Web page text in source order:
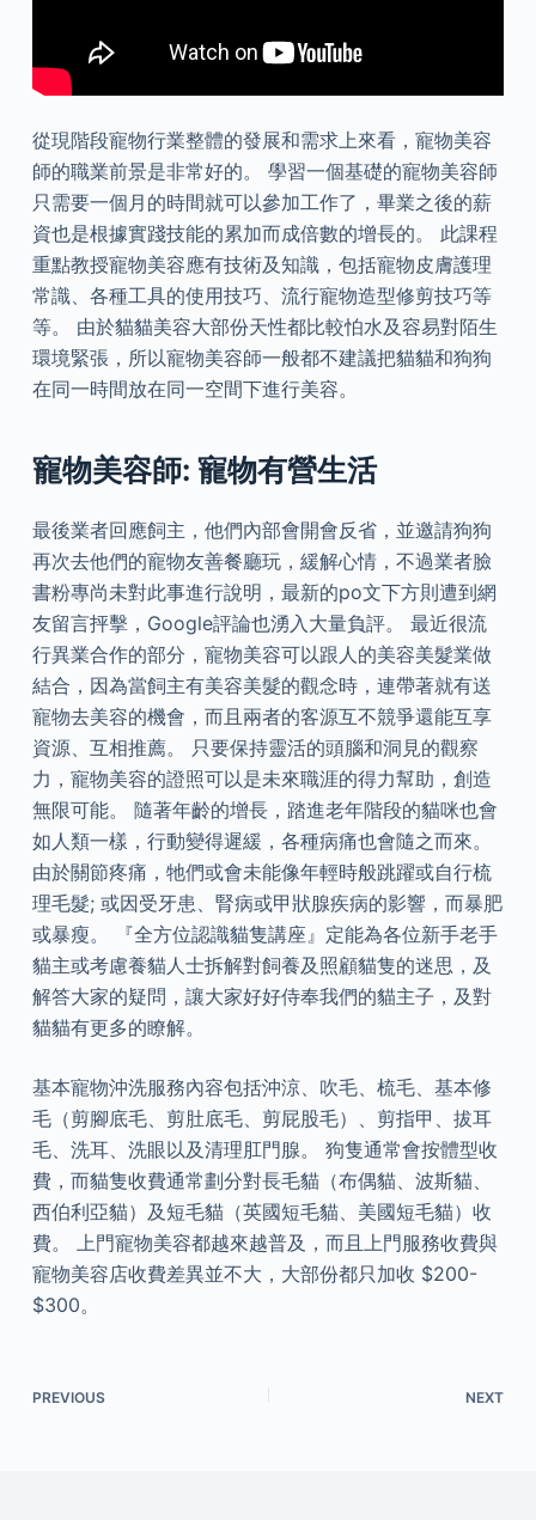
從現階段寵物行業整體的發展和需求上來看，寵物美容
師的職業前景是非常好的。 學習一個基礎的寵物美容師
只需要一個月的時間就可以參加工作了，畢業之後的薪
資也是根據實踐技能的累加而成倍數的增長的。 此課程
重點教授寵物美容應有技術及知識，包括寵物皮膚護理
常識、各種工具的使用技巧、流行寵物造型修剪技巧等
等。 由於貓貓美容大部份天性都比較怕水及容易對陌生
環境緊張，所以寵物美容師一般都不建議把貓貓和狗狗
在同一時間放在同一空間下進行美容。
寵物美容師: 寵物有營生活
最後業者回應飼主，他們內部會開會反省，並邀請狗狗
再次去他們的寵物友善餐廳玩，緩解心情，不過業者臉
書粉專尚未對此事進行說明，最新的po文下方則遭到網
友留言抨擊，Google評論也湧入大量負評。 最近很流
行異業合作的部分，寵物美容可以跟人的美容美髮業做
結合，因為當飼主有美容美髮的觀念時，連帶著就有送
寵物去美容的機會，而且兩者的客源互不競爭還能互享
資源、互相推薦。 只要保持靈活的頭腦和洞見的觀察
力，寵物美容的證照可以是未來職涯的得力幫助，創造
無限可能。 隨著年齡的增長，踏進老年階段的貓咪也會
如人類一樣，行動變得遲緩，各種病痛也會隨之而來。
由於關節疼痛，牠們或會未能像年輕時般跳躍或自行梳
理毛髮; 或因受牙患、腎病或甲狀腺疾病的影響，而暴肥
或暴瘦。 『全方位認識貓隻講座』定能為各位新手老手
貓主或考慮養貓人士拆解對飼養及照顧貓隻的迷思，及
解答大家的疑問，讓大家好好侍奉我們的貓主子，及對
貓貓有更多的瞭解。
基本寵物沖洗服務內容包括沖涼、吹毛、梳毛、基本修
毛（剪腳底毛、剪肚底毛、剪屁股毛）、剪指甲、拔耳
毛、洗耳、洗眼以及清理肛門腺。 狗隻通常會按體型收
費，而貓隻收費通常劃分對長毛貓（布偶貓、波斯貓、
西伯利亞貓）及短毛貓（英國短毛貓、美國短毛貓）收
費。 上門寵物美容都越來越普及，而且上門服務收費與
寵物美容店收費差異並不大，大部份都只加收 $200-
$300。
PREVIOUS NEXT